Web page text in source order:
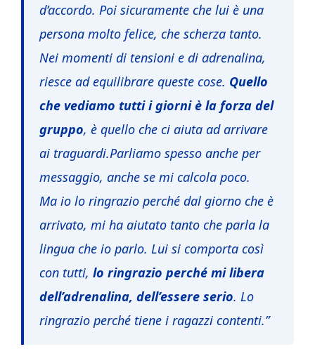
d’accordo. Poi sicuramente che lui è una
persona molto felice, che scherza tanto.
Nei momenti di tensioni e di adrenalina,
riesce ad equilibrare queste cose. Quello
che vediamo tutti i giorni è la forza del
gruppo, è quello che ci aiuta ad arrivare
ai traguardi.Parliamo spesso anche per
messaggio, anche se mi calcola poco.
Ma io lo ringrazio perché dal giorno che è
arrivato, mi ha aiutato tanto che parla la
lingua che io parlo. Lui si comporta così
con tutti, lo ringrazio perché mi libera
dell’adrenalina, dell’essere serio. Lo
ringrazio perché tiene i ragazzi contenti.”